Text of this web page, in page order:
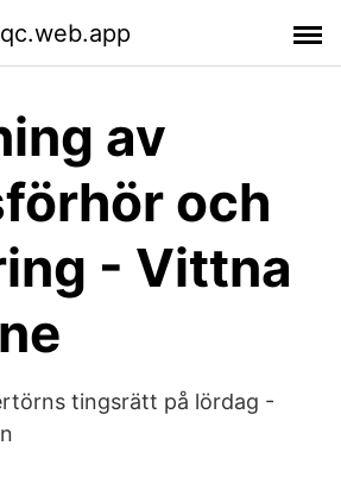
av
och
- Vittna
tingsrätt på lördag -